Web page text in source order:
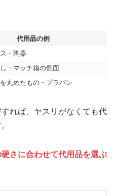
代用品の例
・陶器
・マッチ箱の側面
丸めたもの・プラバン
れば、ヤスリがなくても代
さに合わせて代用品を選ぶ